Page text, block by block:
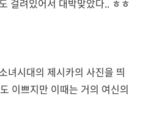
걸려있어서 대박맞았다.. ㅎㅎ
녀시대의 제시카의 사진을 띄
이쁘지만 이때는 거의 여신의